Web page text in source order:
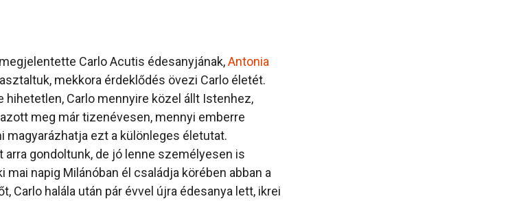
Carlo Acutis édesanyjának,Antonia
mekkora érdeklődés övezi Carlo életét.
Carlo mennyire közel állt Istenhez,
meg már tizenévesen, mennyi emberre
magyarázhatja ezt a különleges életutat.
arra gondoltunk, de jó lenne személyesen is
napig Milánóban él családja körében abban a
Carlo halála után pár évvel újra édesanya lett, ikrei